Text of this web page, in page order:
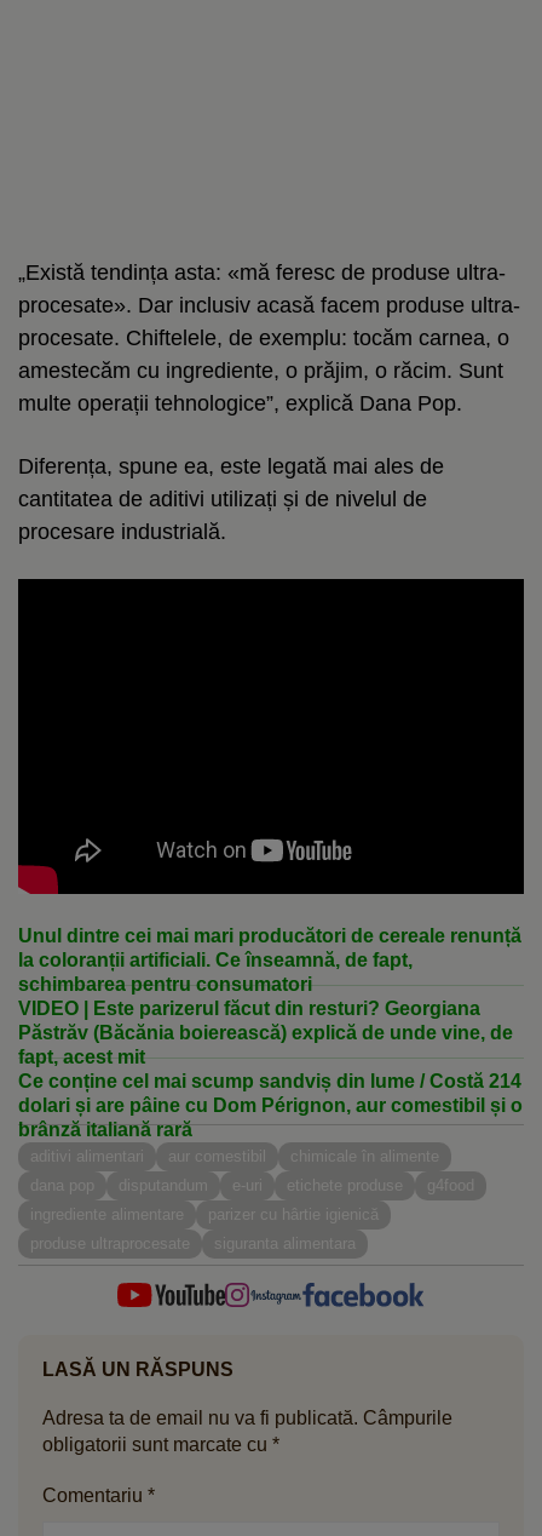
„Există tendința asta: «mă feresc de produse ultra-
procesate». Dar inclusiv acasă facem produse ultra-
procesate. Chiftelele, de exemplu: tocăm carnea, o
amestecăm cu ingrediente, o prăjim, o răcim. Sunt
multe operații tehnologice”, explică Dana Pop.
Diferența, spune ea, este legată mai ales de
cantitatea de aditivi utilizați și de nivelul de
procesare industrială.
Unul dintre cei mai mari producători de cereale renunță
la coloranții artificiali. Ce înseamnă, de fapt,
schimbarea pentru consumatori
VIDEO | Este parizerul făcut din resturi? Georgiana
Păstrăv (Băcănia boierească) explică de unde vine, de
fapt, acest mit
Ce conține cel mai scump sandviș din lume / Costă 214
dolari și are pâine cu Dom Pérignon, aur comestibil și o
brânză italiană rară
aditivi alimentari aur comestibil
chimicale în alimente
dana pop
disputandum e-uri etichete produse
g4food
ingrediente alimentare
parizer cu hârtie igienică
produse ultraprocesate
siguranta alimentara
LASĂ UN RĂSPUNS
Adresa ta de email nu va fi publicată. Câmpurile
obligatorii sunt marcate cu *
Comentariu *